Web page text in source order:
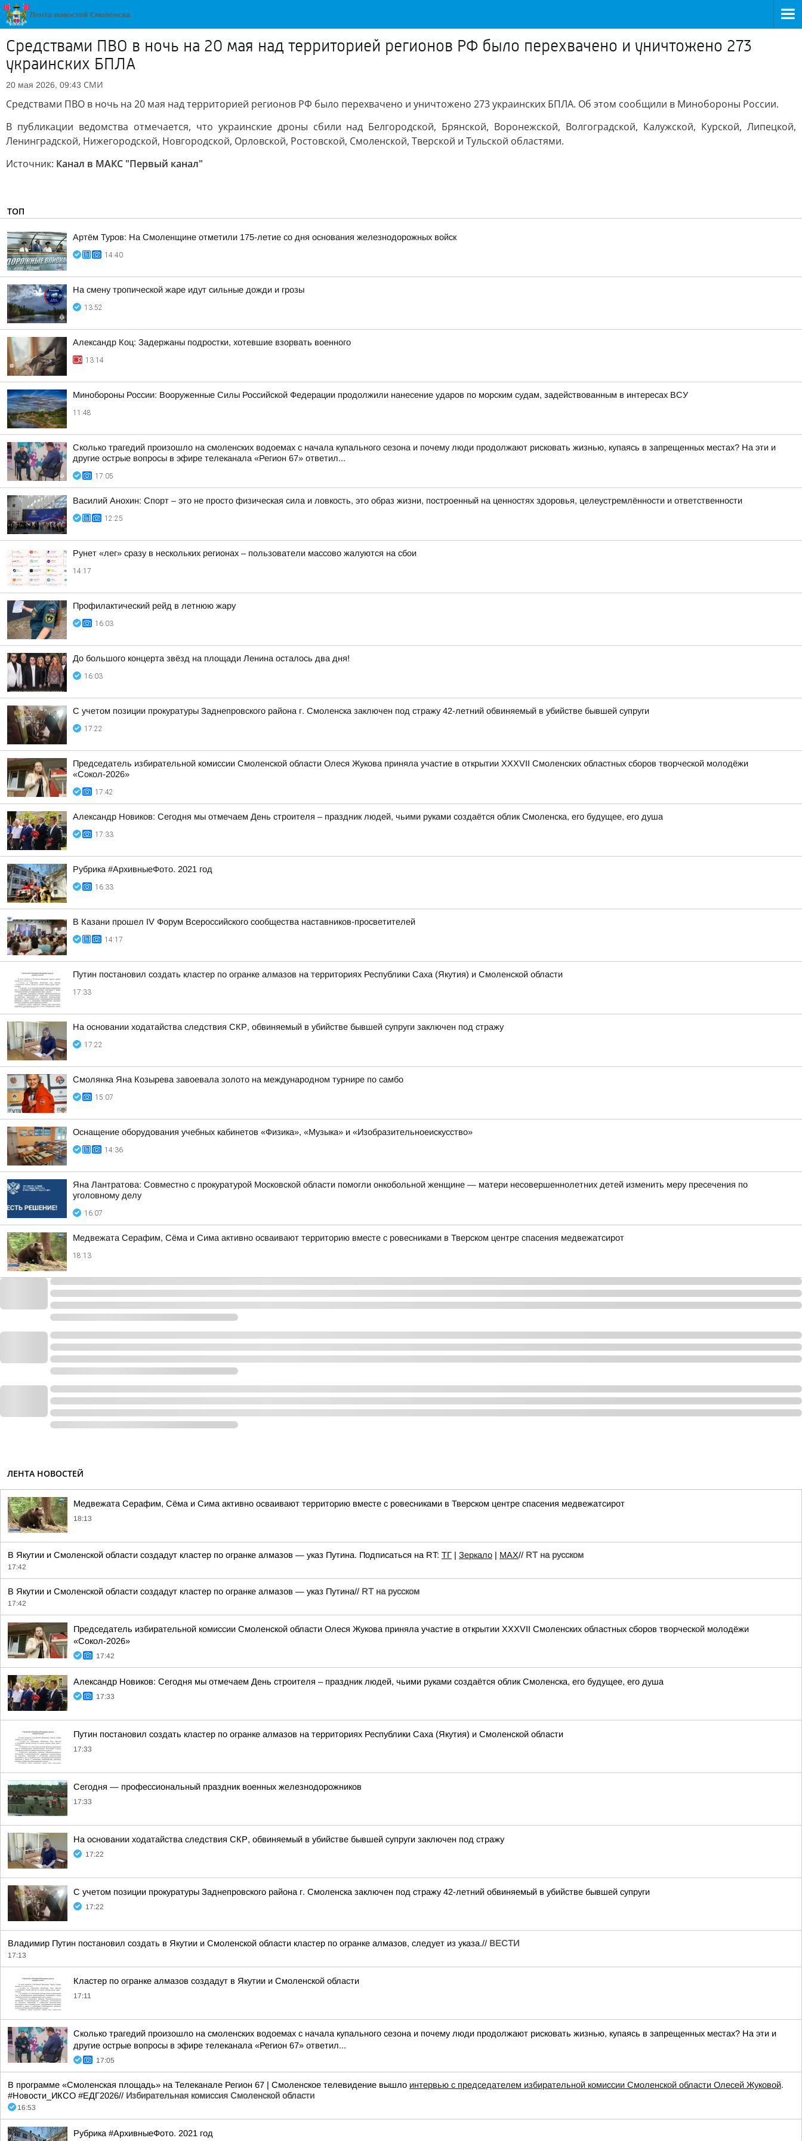
Средствами ПВО в ночь на 20 мая над территорией регионов РФ было перехвачено и уничтожено 273
украинских БПЛА
20 мая 2026, 09:43 СМИ
Средствами ПВО в ночь на 20 мая над территорией регионов РФ было перехвачено и уничтожено 273 украинских БПЛА. Об этом сообщили в Минобороны России.
В публикации ведомства отмечается, что украинские дроны сбили над Белгородской, Брянской, Воронежской, Волгоградской, Калужской, Курской, Липецкой,
Ленинградской, Нижегородской, Новгородской, Орловской, Ростовской, Смоленской, Тверской и Тульской областями.
Источник: Канал в МАКС "Первый канал"
ТОП
Артём Туров: На Смоленщине отметили 175-летие со дня основания железнодорожных войск
14:40
На смену тропической жаре идут сильные дожди и грозы
13:52
Александр Коц: Задержаны подростки, хотевшие взорвать военного
13:14
Минобороны России: Вооруженные Силы Российской Федерации продолжили нанесение ударов по морским судам, задействованным в интересах ВСУ
11:48
Сколько трагедий произошло на смоленских водоемах с начала купального сезона и почему люди продолжают рисковать жизнью, купаясь в запрещенных местах? На эти и
другие острые вопросы в эфире телеканала «Регион 67» ответил...
17:05
Василий Анохин: Спорт – это не просто физическая сила и ловкость, это образ жизни, построенный на ценностях здоровья, целеустремлённости и ответственности
12:25
Рунет «лег» сразу в нескольких регионах – пользователи массово жалуются на сбои
14:17
Профилактический рейд в летнюю жару
16:03
До большого концерта звёзд на площади Ленина осталось два дня!
16:03
С учетом позиции прокуратуры Заднепровского района г. Смоленска заключен под стражу 42-летний обвиняемый в убийстве бывшей супруги
17:22
Председатель избирательной комиссии Смоленской области Олеся Жукова приняла участие в открытии XXXVII Смоленских областных сборов творческой молодёжи
«Сокол-2026»
17:42
Александр Новиков: Сегодня мы отмечаем День строителя – праздник людей, чьими руками создаётся облик Смоленска, его будущее, его душа
17:33
Рубрика #АрхивныеФото. 2021 год
16:33
В Казани прошел IV Форум Всероссийского сообщества наставников-просветителей
14:17
Путин постановил создать кластер по огранке алмазов на территориях Республики Саха (Якутия) и Смоленской области
17:33
На основании ходатайства следствия СКР, обвиняемый в убийстве бывшей супруги заключен под стражу
17:22
Смолянка Яна Козырева завоевала золото на международном турнире по самбо
15:07
Оснащение оборудования учебных кабинетов «Физика», «Музыка» и «Изобразительноеискусство»
14:36
Яна Лантратова: Совместно с прокуратурой Московской области помогли онкобольной женщине — матери несовершеннолетних детей изменить меру пресечения по
уголовному делу
16:07
Медвежата Серафим, Сёма и Сима активно осваивают территорию вместе с ровесниками в Тверском центре спасения медвежатсирот
18:13
ЛЕНТА НОВОСТЕЙ
Медвежата Серафим, Сёма и Сима активно осваивают территорию вместе с ровесниками в Тверском центре спасения медвежатсирот
18:13
В Якутии и Смоленской области создадут кластер по огранке алмазов — указ Путина. Подписаться на RT: ТГ | Зеркало | MAX// RT на русском
17:42
В Якутии и Смоленской области создадут кластер по огранке алмазов — указ Путина// RT на русском
17:42
Председатель избирательной комиссии Смоленской области Олеся Жукова приняла участие в открытии XXXVII Смоленских областных сборов творческой молодёжи
«Сокол-2026»
17:42
Александр Новиков: Сегодня мы отмечаем День строителя – праздник людей, чьими руками создаётся облик Смоленска, его будущее, его душа
17:33
Путин постановил создать кластер по огранке алмазов на территориях Республики Саха (Якутия) и Смоленской области
17:33
Сегодня — профессиональный праздник военных железнодорожников
17:33
На основании ходатайства следствия СКР, обвиняемый в убийстве бывшей супруги заключен под стражу
17:22
С учетом позиции прокуратуры Заднепровского района г. Смоленска заключен под стражу 42-летний обвиняемый в убийстве бывшей супруги
17:22
Владимир Путин постановил создать в Якутии и Смоленской области кластер по огранке алмазов, следует из указа.// ВЕСТИ
17:13
Кластер по огранке алмазов создадут в Якутии и Смоленской области
17:11
Сколько трагедий произошло на смоленских водоемах с начала купального сезона и почему люди продолжают рисковать жизнью, купаясь в запрещенных местах? На эти и
другие острые вопросы в эфире телеканала «Регион 67» ответил...
17:05
В программе «Смоленская площадь» на Телеканале Регион 67 | Смоленское телевидение вышло интервью с председателем избирательной комиссии Смоленской области Олесей Жуковой.
#Новости_ИКСО #ЕДГ2026// Избирательная комиссия Смоленской области
16:53
Рубрика #АрхивныеФото. 2021 год